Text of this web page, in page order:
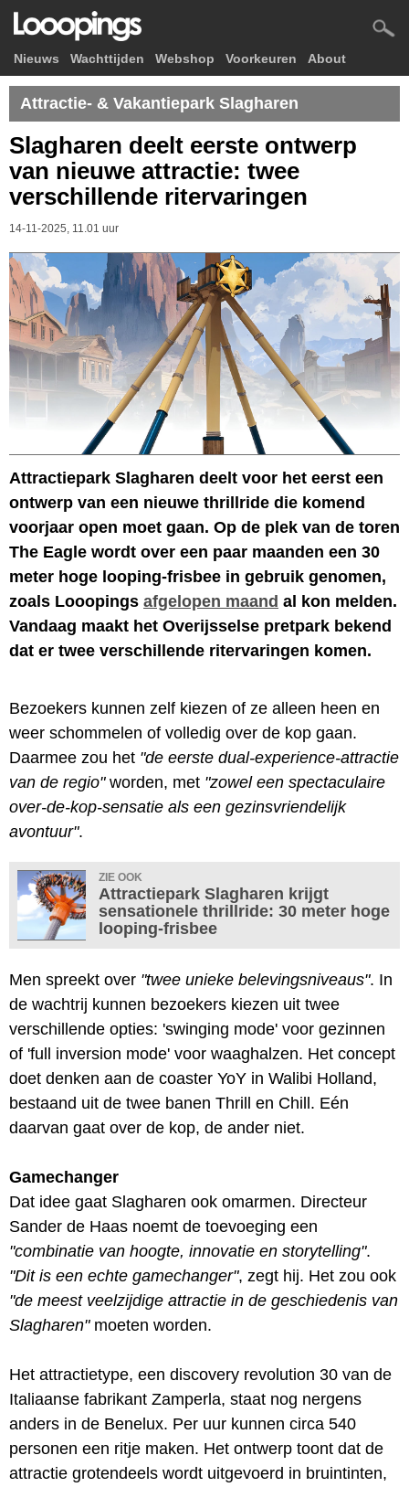
Nieuws Wachttijden Webshop Voorkeuren About
Attractie- & Vakantiepark Slagharen
Slagharen deelt eerste ontwerp
van nieuwe attractie: twee
verschillende ritervaringen
14-11-2025, 11.01 uur
Attractiepark Slagharen deelt voor het eerst een
ontwerp van een nieuwe thrillride die komend
voorjaar open moet gaan. Op de plek van de toren
The Eagle wordt over een paar maanden een 30
meter hoge looping-frisbee in gebruik genomen,
zoals Looopings afgelopen maand al kon melden.
Vandaag maakt het Overijsselse pretpark bekend
dat er twee verschillende ritervaringen komen.
Bezoekers kunnen zelf kiezen of ze alleen heen en
weer schommelen of volledig over de kop gaan.
Daarmee zou het "de eerste dual-experience-attractie
van de regio"worden, met "zowel een spectaculaire
over-de-kop-sensatie als een gezinsvriendelijk
avontuur".
ZIE OOK
Attractiepark Slagharen krijgt
sensationele thrillride: 30 meter hoge
looping-frisbee
Men spreekt over "twee unieke belevingsniveaus". In
de wachtrij kunnen bezoekers kiezen uit twee
verschillende opties: 'swinging mode' voor gezinnen
of 'full inversion mode' voor waaghalzen. Het concept
doet denken aan de coaster YoY in Walibi Holland,
bestaand uit de twee banen Thrill en Chill. Eén
daarvan gaat over de kop, de ander niet.
Gamechanger
Dat idee gaat Slagharen ook omarmen. Directeur
Sander de Haas noemt de toevoeging een
"combinatie van hoogte, innovatie en storytelling".
"Dit is een echte gamechanger", zegt hij. Het zou ook
"de meest veelzijdige attractie in de geschiedenis van
Slagharen"moeten worden.
Het attractietype, een discovery revolution 30 van de
Italiaanse fabrikant Zamperla, staat nog nergens
anders in de Benelux. Per uur kunnen circa 540
personen een ritje maken. Het ontwerp toont dat de
attractie grotendeels wordt uitgevoerd in bruintinten,